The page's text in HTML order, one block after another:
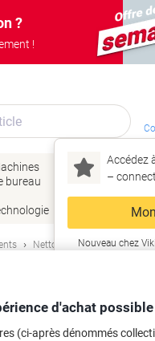
?
!
Accédez
–
Nouveau chez
bureau
Encres
&
Nettoyants pour salle de
Unités de 5 L
d'achat possible
(ci-après dénommés